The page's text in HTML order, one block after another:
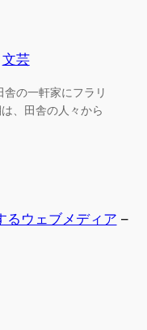
文芸
の一軒家にフラリ
、田舎の人々から
るウェブメディア –